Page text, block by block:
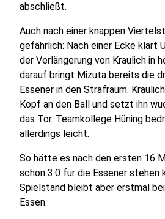
abschließt.
Auch nach einer knappen
gefährlich: Nach einer Ecke klärt
der Verlängerung von Kraulich in
darauf bringt Mizuta bereits die
Essener in den Strafraum.
Kopf an den Ball und setzt ihn
das Tor. Teamkollege Hüning
allerdings leicht.
So hätte es nach den ersten 16
schon 3:0 für die Essener stehen
Spielstand bleibt aber erstmal
Essen.